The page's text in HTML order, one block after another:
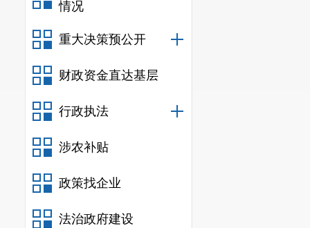
情况
重大决策预公开
财政资金直达基层
行政执法
涉农补贴
政策找企业
法治政府建设